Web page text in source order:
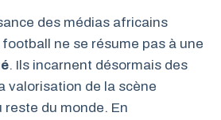
des médias africains
ne se résume pas à une
. Ils incarnent désormais des
valorisation de la scène
du monde. En